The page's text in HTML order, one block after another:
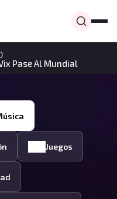
Pase Al Mundial
Juegos